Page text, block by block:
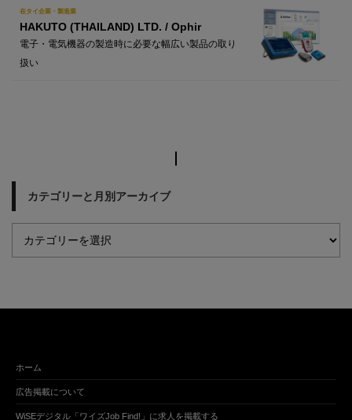
在タイ企業・製造業
HAKUTO (THAILAND) LTD. / Ophir
電子・電気機器の製造時に必要な幅広い製品の取り
扱い
カテゴリーと月別アーカイブ
ホーム
広告掲載について
WiSEデジタル「ワイズJob Find!」に求人を掲載する